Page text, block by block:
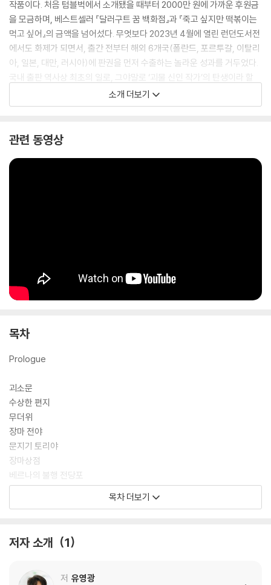
작품이다. 처음 텀블벅에서 소개됐을 때부터 2000만 원에 가까운 후원금
을 모금하며, 베스트셀러 『달러구트 꿈 백화점』과 『죽고 싶지만 떡볶이는
먹고 싶어』의 금액을 넘어섰다. 무엇보다 2023년 4월에 열린 런던도서전
에서도 화제가 되면서, 출간 전부터 해외 6개국(폴란드, 포르투갈, 이탈리
아, 일본, 대만, 러시아)에 판권을 먼저 수출하는 놀라운 성과를 거두었다.
국내 출판 역사상 최초의 일로, 그야말로 ‘괴물 신인 작가’의 탄생이라 할
수 있다. 도대체 이 소설에 어떤 매력이 있기에 국적과 언어를 초월해 큰 기
대를 받는 것일까?
“해리포터 시리즈와 지브리 애니메이션이 만났다.” “더 열심히 살아갈 용
소개 더보기
관련 동영상
목차
Prologue
괴소문
수상한 편지
무더위
장마 전야
문지기 토리야
장마상점
베르나의 불행 전당포
듀로프의 안내 데스크
포포의 화원
하쿠의 고물상
목차 더보기
저자 소개 1
저 유영광